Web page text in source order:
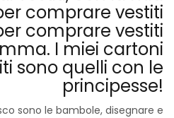
comprare vestiti
comprare vestiti
I miei cartoni
sono quelli con le
principesse!
sono le bambole, disegnare e